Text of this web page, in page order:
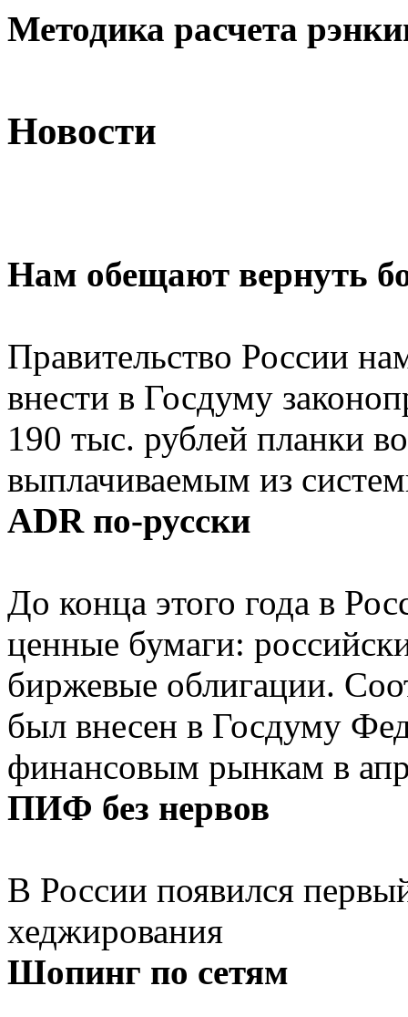
Методика расчета
Новости
Нам обещают веpнуть
Правительство России
внести в Госдуму
190 тыс. рублей планки
выплачиваемым из
ADR по-русски
До конца этого года в
ценные бумаги:
биржевые облигации.
был внесен в Госдуму
финансовым рынкам в
ПИФ без нервов
В России появился
хеджирования
Шопинг по сетям